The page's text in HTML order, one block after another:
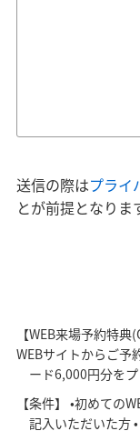
送信の際はプライ
とが前提となりま
【WEB来場予約特典
WEBサイトからご予
ード6,000円分をプ
【条件】 •初めての
記入いただいた方